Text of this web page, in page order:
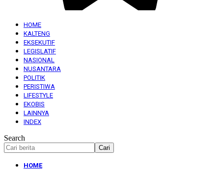
HOME
KALTENG
EKSEKUTIF
LEGISLATIF
NASIONAL
NUSANTARA
POLITIK
PERISTIWA
LIFESTYLE
EKOBIS
LAINNYA
INDEX
Search
HOME